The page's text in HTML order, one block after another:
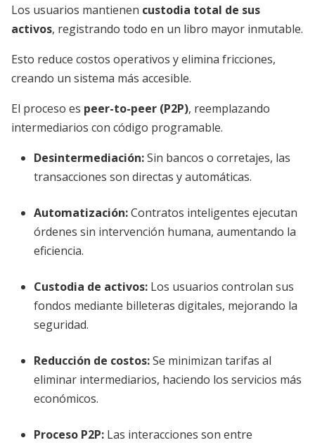
Los usuarios mantienen custodia total de sus
activos, registrando todo en un libro mayor inmutable.
Esto reduce costos operativos y elimina fricciones,
creando un sistema más accesible.
El proceso es peer-to-peer (P2P), reemplazando
intermediarios con código programable.
Desintermediación:Sin bancos o corretajes, las
transacciones son directas y automáticas.
Automatización:Contratos inteligentes ejecutan
órdenes sin intervención humana, aumentando la
eficiencia.
Custodia de activos: Los usuarios controlan sus
fondos mediante billeteras digitales, mejorando la
seguridad.
Reducción de costos:Se minimizan tarifas al
eliminar intermediarios, haciendo los servicios más
económicos.
Proceso P2P: Las interacciones son entre